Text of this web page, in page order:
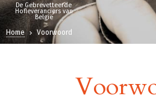
De Gebrevetteerde
Hofleveranciers van
België
Home Voorwoord